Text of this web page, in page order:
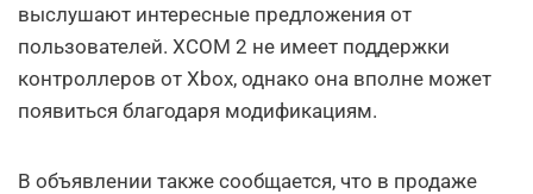
выслушают интересные предложения от
пользователей. XCOM 2 не имеет поддержки
контроллеров от Xbox, однако она вполне может
появиться благодаря модификациям.
В объявлении также сообщается, что в продаже